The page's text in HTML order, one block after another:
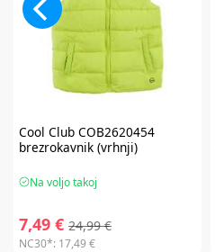
Cool ClubCOB2620454
brezrokavnik (vrhnji)
Na voljo takoj
7,49 € 24,99 €
NC30*: 17,49 €